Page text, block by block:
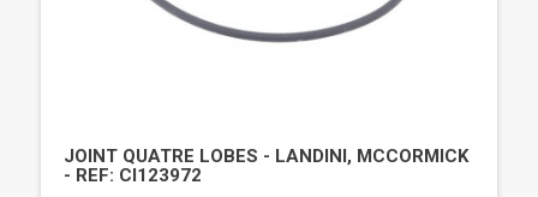
JOINT QUATRE LOBES - LANDINI, MCCORMICK
- REF: CI123972